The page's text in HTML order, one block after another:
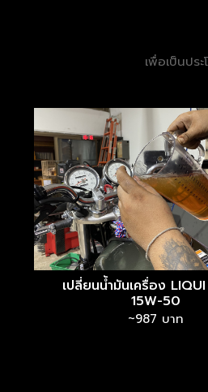
เพื่อเป็นปร
เปลี่ยนน้ำมันเครื่อง
15W-50
~987 บาท